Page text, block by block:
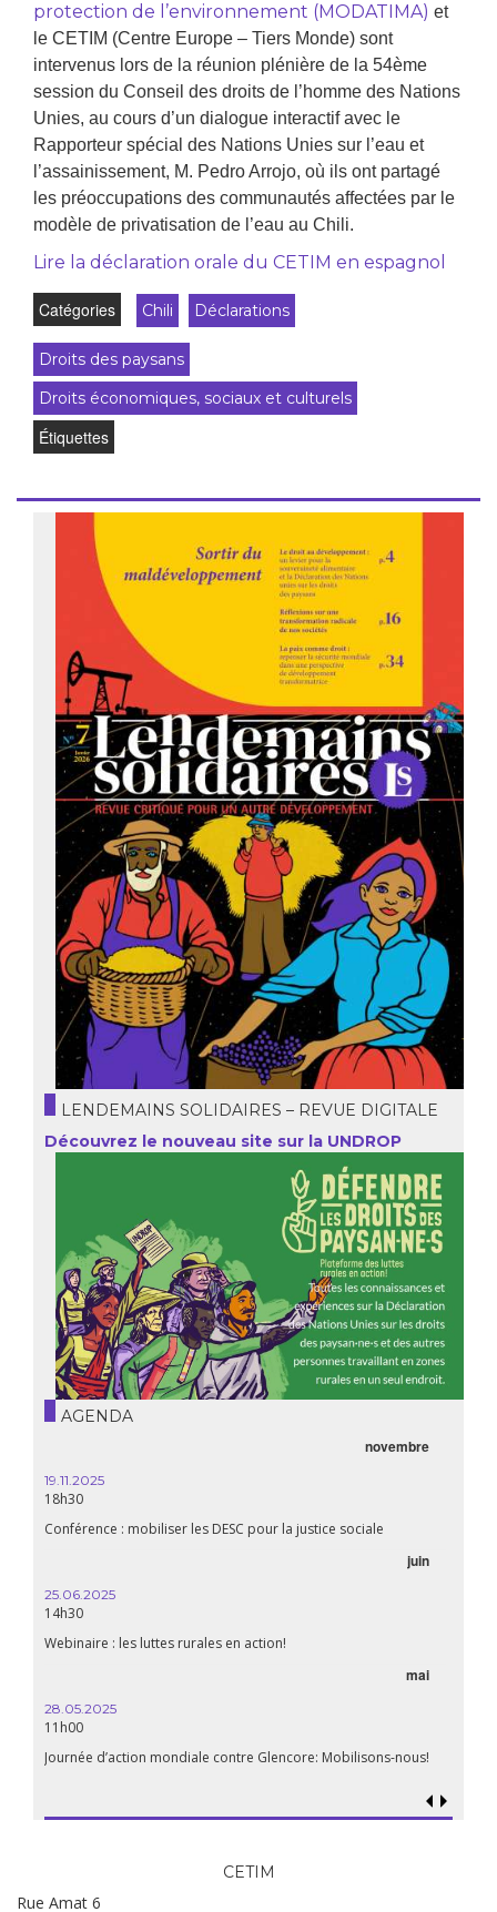
protection de l’environnement (MODATIMA) et
le CETIM (Centre Europe – Tiers Monde) sont
intervenus lors de la réunion plénière de la 54ème
session du Conseil des droits de l’homme des Nations
Unies, au cours d’un dialogue interactif avec le
Rapporteur spécial des Nations Unies sur l’eau et
l’assainissement, M. Pedro Arrojo, où ils ont partagé
les préoccupations des communautés affectées par le
modèle de privatisation de l’eau au Chili.
Lire la déclaration orale du CETIM en espagnol
Catégories Chili Déclarations
Droits des paysans
Droits économiques, sociaux et culturels
Étiquettes
LENDEMAINS SOLIDAIRES – REVUE DIGITALE
Découvrez le nouveau site sur la UNDROP
AGENDA
novembre
19.11.2025
18h30
Conférence : mobiliser les DESC pour la justice sociale
juin
25.06.2025
14h30
Webinaire : les luttes rurales en action!
mai
28.05.2025
11h00
Journée d’action mondiale contre Glencore: Mobilisons-nous!
CETIM
Rue Amat 6